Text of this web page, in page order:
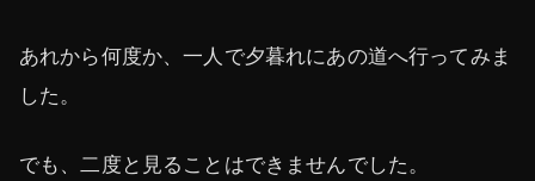
あれから何度か、一人で夕暮れにあの道へ行ってみま
した。
でも、二度と見ることはできませんでした。